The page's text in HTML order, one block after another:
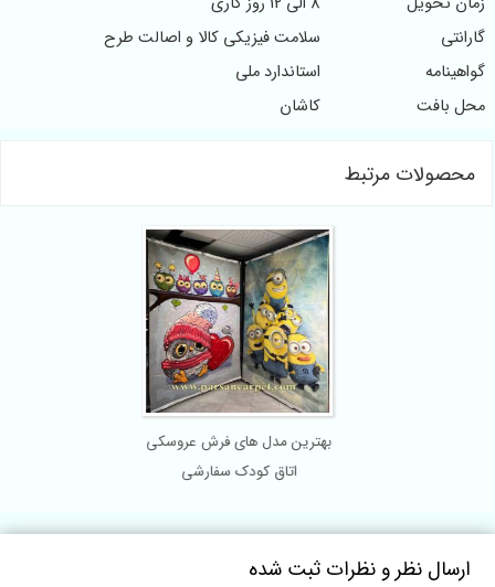
سلامت فیزیکی کالا و اصالت طرح
استاندارد ملی
بافت
کاشان
مرتبط
بهترین مدل های فرش عروسکی
اتاق کودک سفارشی
نظر و نظرات ثبت شده